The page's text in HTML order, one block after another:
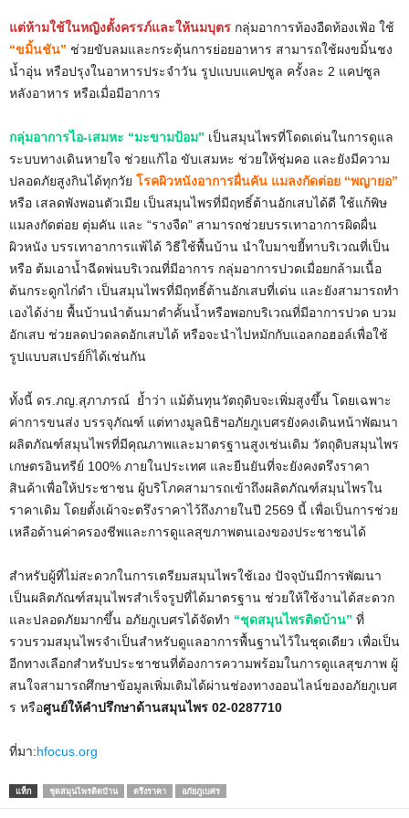
แต่ห้ามใช้ในหญิงตั้งครรภ์และให้นมบุตร กลุ่มอาการท้องอืดท้องเฟ้อ ใช้
“ขมิ้นชัน” ช่วยขับลมและกระตุ้นการย่อยอาหาร สามารถใช้ผงขมิ้นชง
น้ำอุ่น หรือปรุงในอาหารประจำวัน รูปแบบแคปซูล ครั้งละ 2 แคปซูล
หลังอาหาร หรือเมื่อมีอาการ
กลุ่มอาการไอ-เสมหะ “มะขามป้อม” เป็นสมุนไพรที่โดดเด่นในการดูแล
ระบบทางเดินหายใจ ช่วยแก้ไอ ขับเสมหะ ช่วยให้ชุ่มคอ และยังมีความ
ปลอดภัยสูงกินได้ทุกวัย โรคผิวหนังอาการผื่นคัน แมลงกัดต่อย “พญายอ”
หรือ เสลดพังพอนตัวเมีย เป็นสมุนไพรที่มีฤทธิ์ต้านอักเสบได้ดี ใช้แก้พิษ
แมลงกัดต่อย ตุ่มคัน และ “รางจืด” สามารถช่วยบรรเทาอาการผิดผื่น
ผิวหนัง บรรเทาอาการแพ้ได้ วิธีใช้พื้นบ้าน นำใบมาขยี้ทาบริเวณที่เป็น
หรือ ต้มเอาน้ำฉีดพ่นบริเวณที่มีอาการ กลุ่มอาการปวดเมื่อยกล้ามเนื้อ
ต้นกระดูกไก่ดำ เป็นสมุนไพรที่มีฤทธิ์ต้านอักเสบที่เด่น และยังสามารถทำ
เองได้ง่าย พื้นบ้านนำต้นมาตำคั้นน้ำหรือพอกบริเวณที่มีอาการปวด บวม
อักเสบ ช่วยลดปวดลดอักเสบได้ หรือจะนำไปหมักกับแอลกอฮอล์เพื่อใช้
รูปแบบสเปรย์ก็ได้เช่นกัน
ทั้งนี้ ดร.ภญ.สุภาภรณ์ ย้ำว่า แม้ต้นทุนวัตถุดิบจะเพิ่มสูงขึ้น โดยเฉพาะ
ค่าการขนส่ง บรรจุภัณฑ์ แต่ทางมูลนิธิฯอภัยภูเบศรยังคงเดินหน้าพัฒนา
ผลิตภัณฑ์สมุนไพรที่มีคุณภาพและมาตรฐานสูงเช่นเดิม วัตถุดิบสมุนไพร
เกษตรอินทรีย์ 100% ภายในประเทศ และยืนยันที่จะยังคงตรึงราคา
สินค้าเพื่อให้ประชาชน ผู้บริโภคสามารถเข้าถึงผลิตภัณฑ์สมุนไพรใน
ราคาเดิม โดยตั้งเผ้าจะตรึงราคาไว้ถึงภายในปี 2569 นี้ เพื่อเป็นการช่วย
เหลือด้านค่าครองชีพและการดูแลสุขภาพตนเองของประชาชนได้
สำหรับผู้ที่ไม่สะดวกในการเตรียมสมุนไพรใช้เอง ปัจจุบันมีการพัฒนา
เป็นผลิตภัณฑ์สมุนไพรสำเร็จรูปที่ได้มาตรฐาน ช่วยให้ใช้งานได้สะดวก
และปลอดภัยมากขึ้น อภัยภูเบศรได้จัดทำ “ชุดสมุนไพรติดบ้าน” ที่
รวบรวมสมุนไพรจำเป็นสำหรับดูแลอาการพื้นฐานไว้ในชุดเดียว เพื่อเป็น
อีกทางเลือกสำหรับประชาชนที่ต้องการความพร้อมในการดูแลสุขภาพ ผู้
สนใจสามารถศึกษาข้อมูลเพิ่มเติมได้ผ่านช่องทางออนไลน์ของอภัยภูเบศ
ร หรือศูนย์ให้คำปรึกษาด้านสมุนไพร 02-0287710
ที่มา:hfocus.org
แท็ก ชุดสมุนไพรติดบ้าน ตรึงราคา อภัยภูเบศร